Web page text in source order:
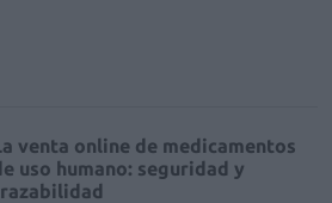
venta online de medicamentos
uso humano: seguridad y